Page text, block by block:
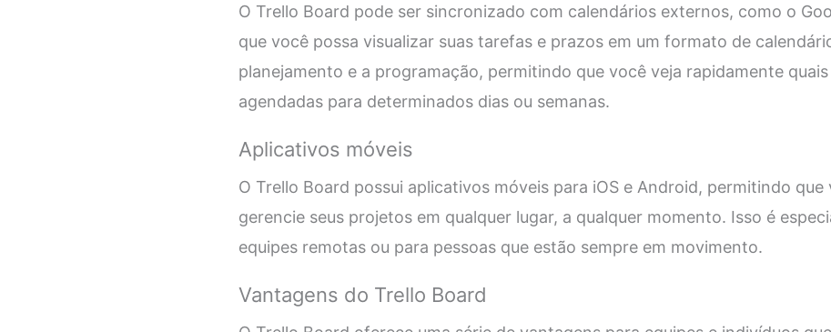
O Trello Board pode ser sincronizado com calendários externos, como o
que você possa visualizar suas tarefas e prazos em um formato de
planejamento e a programação, permitindo que você veja rapidamente
agendadas para determinados dias ou semanas.
Aplicativos móveis
O Trello Board possui aplicativos móveis para iOS e Android, permitindo que
gerencie seus projetos em qualquer lugar, a qualquer momento. Isso é
equipes remotas ou para pessoas que estão sempre em movimento.
Vantagens do Trello Board